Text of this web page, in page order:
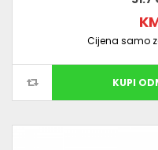
Cijena samo
KUPI